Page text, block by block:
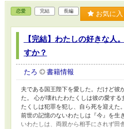
恋愛 完結 長編 お気に
【完結】わたしの好きな人
すか？
たろ 書籍情報
夫である国王陛下を愛した。だけど彼
た。 心が壊れたわたくしは彼の愛す
たくしは犯罪を犯し、自ら死を迎えた
前世の記憶のないわたしは『今』を生
いわたしは、両親から相手にされず田